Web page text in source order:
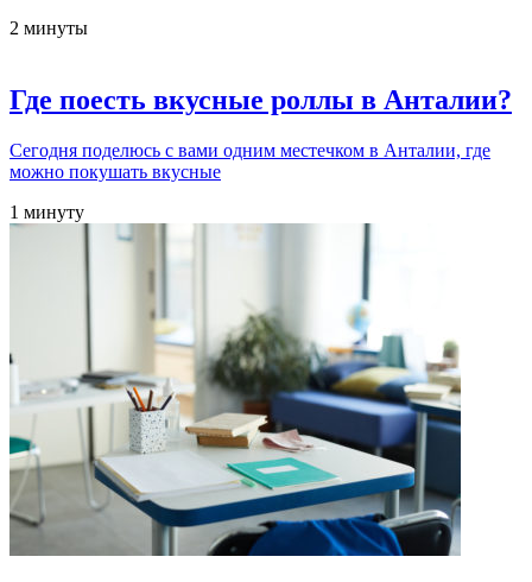
2 минуты
Где поесть вкусные роллы в Анталии?
Сегодня поделюсь с вами одним местечком в Анталии, где
можно покушать вкусные
1 минуту